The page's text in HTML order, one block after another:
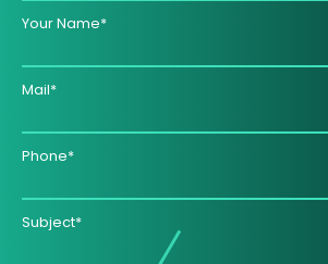
Your Name*
Mail*
Phone*
Subject*